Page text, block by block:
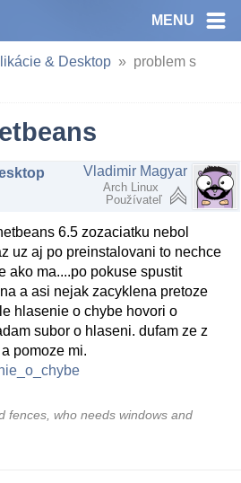
MENU
& Desktop
problem s
Vladimir Magyar
Arch Linux
Používateľ
6.5 zozaciatku nebol
uz aj po preinstalovani to nechce
ako ma....po pokuse spustit
a asi nejak zacyklena pretoze
hlasenie o chybe hovori o
subor o hlaseni. dufam ze z
pomoze mi.
fences, who needs windows and